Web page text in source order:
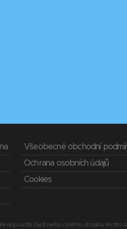
Všeobecné obchodní
Ochrana osobních údajů
Cookies
použití části nebo celého obsahu těchto